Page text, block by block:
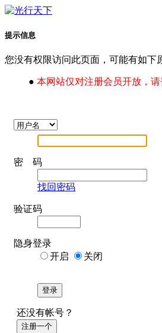
提示信息
您没有权限访问此页面，可能有如下
● 本网站仅对注册会员开放，请
密 码
找回密码
验证码
隐身登录
开启
关闭
登录
还没有帐号？
注册一个